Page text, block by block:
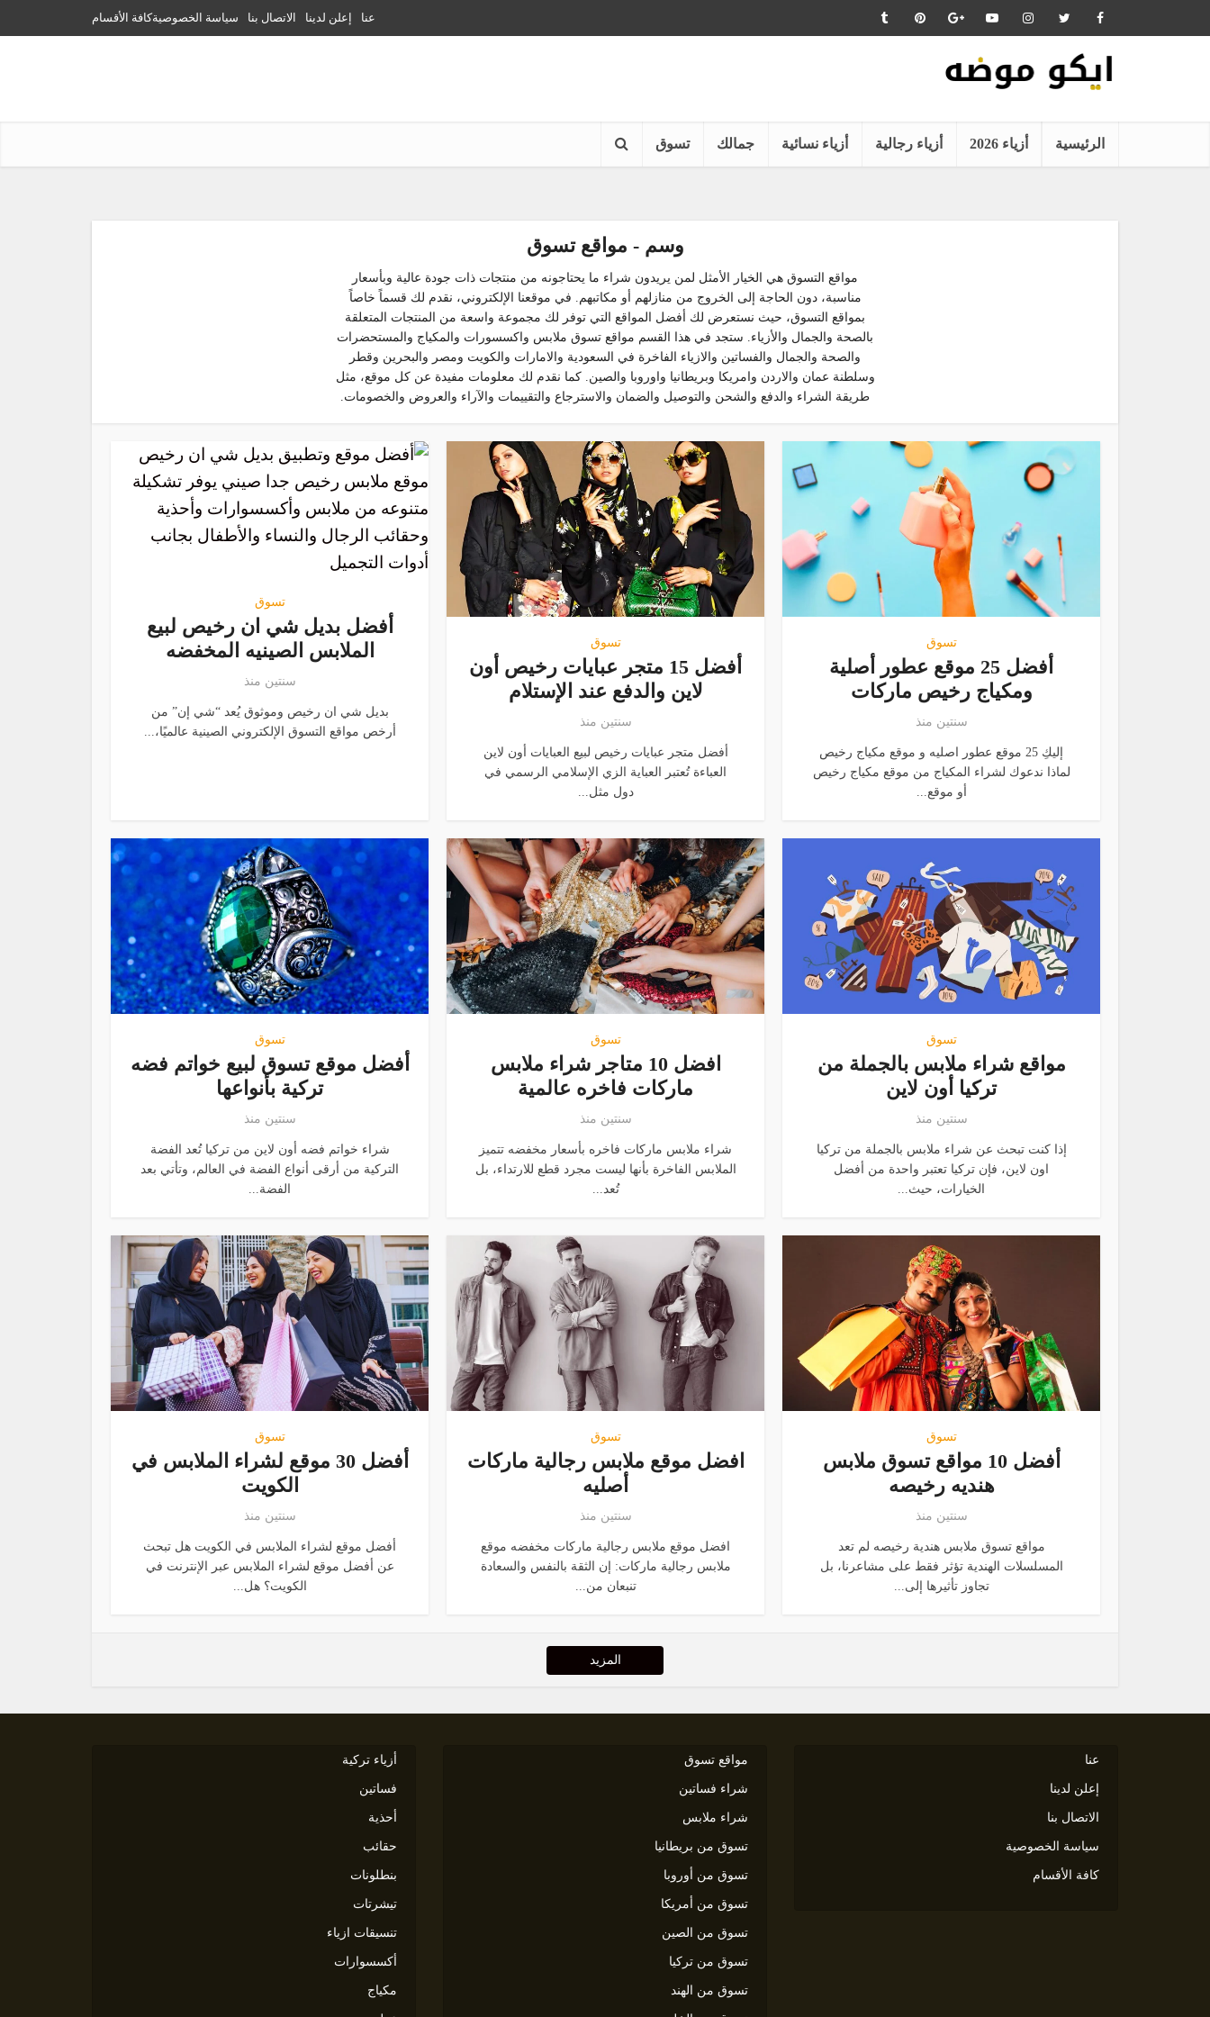
عنا إعلن لدينا الاتصال بنا سياسة الخصوصيةكافة الأقسام
الرئيسية أزياء 2026 أزياء رجالية أزياء نسائية جمالك تسوق
وسم - مواقع تسوق
مواقع التسوق هي الخيار الأمثل لمن يريدون شراء ما يحتاجونه من منتجات ذات جودة عالية وبأسعار
مناسبة، دون الحاجة إلى الخروج من منازلهم أو مكاتبهم. في موقعنا الإلكتروني، نقدم لك قسماً خاصاً
بمواقع التسوق، حيث نستعرض لك أفضل المواقع التي توفر لك مجموعة واسعة من المنتجات المتعلقة
بالصحة والجمال والأزياء. ستجد في هذا القسم مواقع تسوق ملابس واكسسورات والمكياج والمستحضرات
والصحة والجمال والفساتين والازياء الفاخرة في السعودية والامارات والكويت ومصر والبحرين وقطر
وسلطنة عمان والاردن وامريكا وبريطانيا واوروبا والصين. كما نقدم لك معلومات مفيدة عن كل موقع، مثل
طريقة الشراء والدفع والشحن والتوصيل والضمان والاسترجاع والتقييمات والآراء والعروض والخصومات.
تسوق
أفضل 25 موقع عطور أصلية
ومكياج رخيص ماركات
سنتين منذ
إليكِ 25 موقع عطور اصليه و موقع مكياج رخيص
لماذا ندعوك لشراء المكياج من موقع مكياج رخيص
أو موقع...
تسوق
أفضل 15 متجر عبايات رخيص أون
لاين والدفع عند الإستلام
سنتين منذ
أفضل متجر عبايات رخيص لبيع العبايات أون لاين
العباءة تُعتبر العباية الزي الإسلامي الرسمي في
دول مثل...
تسوق
أفضل بديل شي ان رخيص لبيع
الملابس الصينيه المخفضه
سنتين منذ
بديل شي ان رخيص وموثوق يُعد “شي إن” من
أرخص مواقع التسوق الإلكتروني الصينية عالميًا،...
تسوق
مواقع شراء ملابس بالجملة من
تركيا أون لاين
سنتين منذ
إذا كنت تبحث عن شراء ملابس بالجملة من تركيا
اون لاين، فإن تركيا تعتبر واحدة من أفضل
الخيارات، حيث...
تسوق
افضل 10 متاجر شراء ملابس
ماركات فاخره عالمية
سنتين منذ
شراء ملابس ماركات فاخره بأسعار مخفضه تتميز
الملابس الفاخرة بأنها ليست مجرد قطع للارتداء، بل
تُعد...
تسوق
أفضل موقع تسوق لبيع خواتم فضه
تركية بأنواعها
سنتين منذ
شراء خواتم فضه أون لاين من تركيا تُعد الفضة
التركية من أرقى أنواع الفضة في العالم، وتأتي بعد
الفضة...
تسوق
أفضل 10 مواقع تسوق ملابس
هنديه رخيصه
سنتين منذ
مواقع تسوق ملابس هندية رخيصه لم تعد
المسلسلات الهندية تؤثر فقط على مشاعرنا، بل
تجاوز تأثيرها إلى...
تسوق
افضل موقع ملابس رجالية ماركات
أصليه
سنتين منذ
افضل موقع ملابس رجالية ماركات مخفضه موقع
ملابس رجالية ماركات: إن الثقة بالنفس والسعادة
تنبعان من...
تسوق
أفضل 30 موقع لشراء الملابس في
الكويت
سنتين منذ
أفضل موقع لشراء الملابس في الكويت هل تبحث
عن أفضل موقع لشراء الملابس عبر الإنترنت في
الكويت؟ هل...
المزيد
أزياء تركية
فساتين
أحذية
حقائب
بنطلونات
تيشرتات
تنسيقات ازياء
أكسسوارات
مكياج
مواقع تسوق
شراء فساتين
شراء ملابس
تسوق من بريطانيا
تسوق من أوروبا
تسوق من أمريكا
تسوق من الصين
تسوق من تركيا
تسوق من الهند
عنا
إعلن لدينا
الاتصال بنا
سياسة الخصوصية
كافة الأقسام